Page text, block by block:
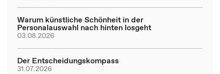
Warum künstliche Schönheit in der
Personalauswahl nach hinten losgeht
03.08.2026
Der Entscheidungskompass
31.07.2026